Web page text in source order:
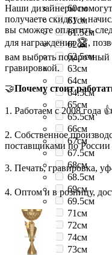
60см
61см
61.5см
62см
62.5см
63см
64см
64.5см
65см
65.5см
66см
67см
67.5см
68см
68.5см
69см
69.5см
71см
72см
74см
73см
Наши дизайнеры помогут
получаете скидку и
вы сможете оплатить
для награждения 🏆,
вам выбрать
гравировкой.
🤝Почему стоит
1. Работаем с 2008 года 👍
2. Собственное
поставщиками по России
3. Печать, гравировка,
4. Оптом и в розницу,